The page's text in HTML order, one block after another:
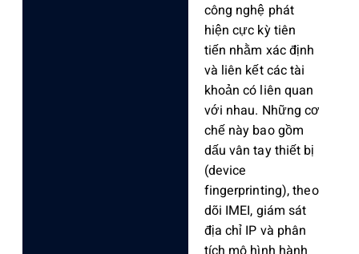
công nghệ phát
hiện cực kỳ tiên
tiến nhằm xác định
và liên kết các tài
khoản có liên quan
với nhau. Những cơ
chế này bao gồm
dấu vân tay thiết bị
(device
fingerprinting), theo
dõi IMEI, giám sát
địa chỉ IP và phân